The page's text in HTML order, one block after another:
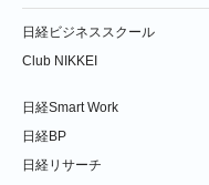
日経ビジネススクール
Club NIKKEI
日経Smart Work
日経BP
日経リサーチ